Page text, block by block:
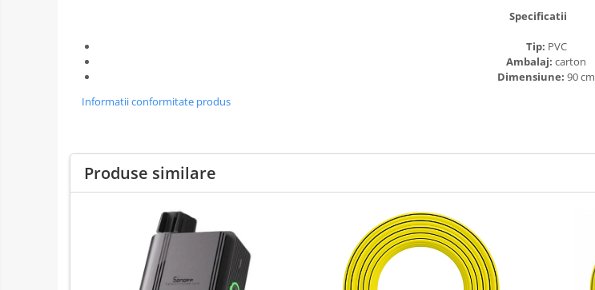
Specificatii
Tip: PVC
Ambalaj: carton
Dimensiune: 90 cm
Informatii conformitate produs
Produse similare